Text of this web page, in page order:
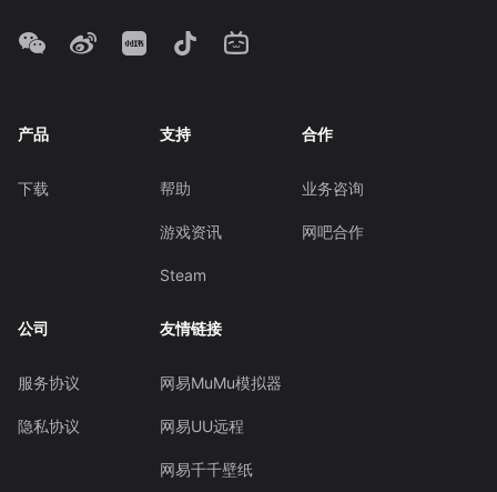
产品
下载
支持
帮助
游戏资讯
Steam
合作
业务咨询
网吧合作
公司
服务协议
隐私协议
友情链接
网易MuMu模拟器
网易UU远程
网易千千壁纸